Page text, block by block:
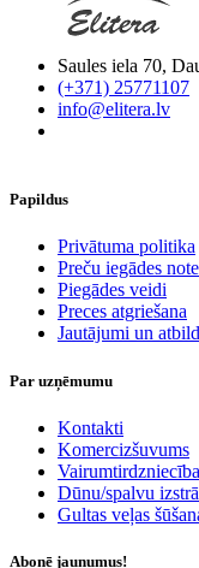
Saules iela 70,
(+371) 25771107
info@elitera.lv
Papildus
​Privātuma politika
Preču iegādes
Piegādes veidi
Preces atgriešana
Jautājumi un
Par uzņēmumu
Kontakti
Komercizšuvums
Vairumtirdzniecība
Dūnu/spalvu
Gultas veļas
Abonē jaunumus!